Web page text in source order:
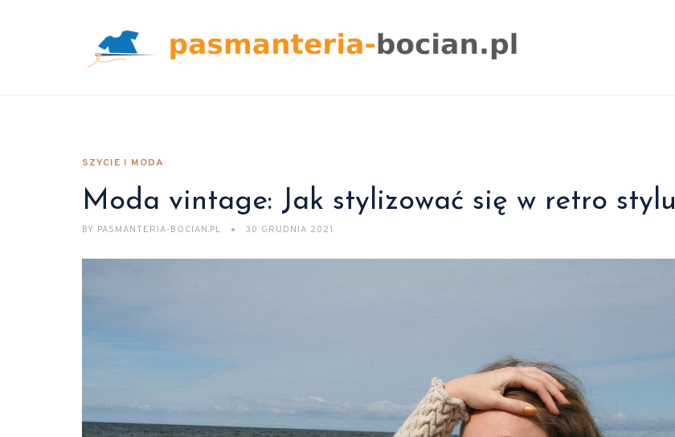
SZYCIE I MODA
Moda vintage: Jak stylizować się w retro stylu
BY PASMANTERIA-BOCIAN.PL 30 GRUDNIA 2021